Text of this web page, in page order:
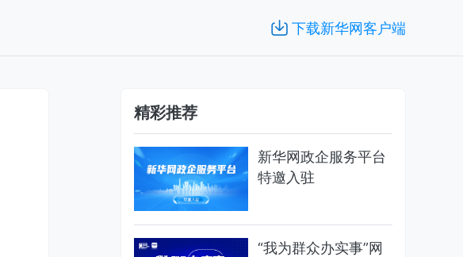
下载新华网客户端
精彩推荐
新华网政企服务平台
特邀入驻
“我为群众办实事”网